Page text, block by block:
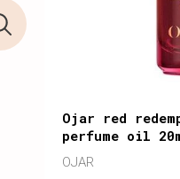
Ojar red
perfume oil
OJAR